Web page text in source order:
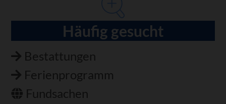
Häufig gesucht
Bestattungen
Ferienprogramm
Fundsachen